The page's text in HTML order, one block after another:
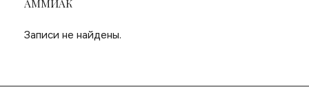
АММИАК
Записи не найдены.